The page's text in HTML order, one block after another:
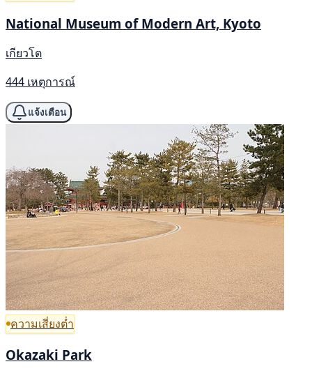
National Museum of Modern Art, Kyoto
เกียวโต
444 เหตุการณ์
แจ้งเตือน
ความเสี่ยงต่ำ
Okazaki Park